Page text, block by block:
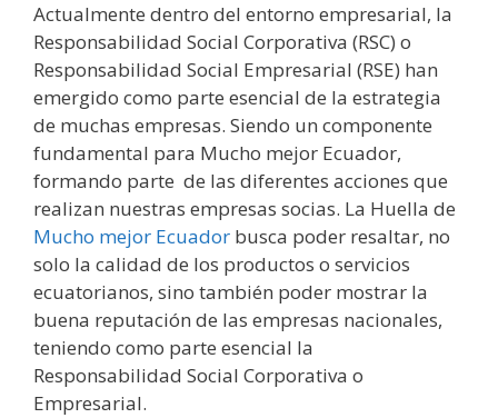
Actualmente dentro del entorno empresarial, la
Responsabilidad Social Corporativa (RSC) o
Responsabilidad Social Empresarial (RSE) han
emergido como parte esencial de la estrategia
de muchas empresas. Siendo un componente
fundamental para Mucho mejor Ecuador,
formando parte de las diferentes acciones que
realizan nuestras empresas socias. La Huella de
Mucho mejor Ecuador busca poder resaltar, no
solo la calidad de los productos o servicios
ecuatorianos, sino también poder mostrar la
buena reputación de las empresas nacionales,
teniendo como parte esencial la
Responsabilidad Social Corporativa o
Empresarial.